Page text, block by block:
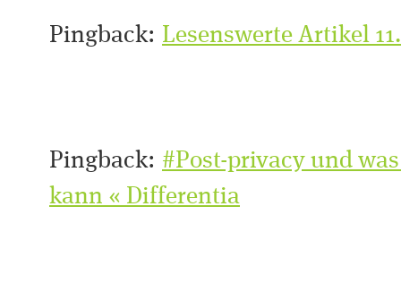
Pingback: Lesenswerte Artikel
Pingback: #Post-privacy und
kann « Differentia